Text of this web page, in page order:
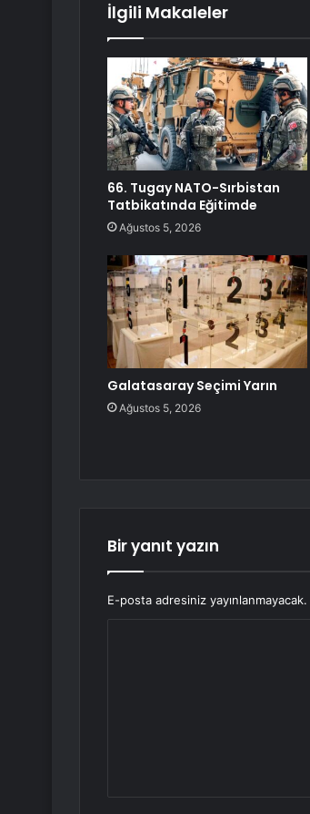
İlgili Makaleler
66. Tugay NATO-Sırbistan
Tatbikatında Eğitimde
Ağustos 5, 2026
Galatasaray Seçimi Yarın
Ağustos 5, 2026
Bir yanıt yazın
E-posta adresiniz yayınlanmayacak.